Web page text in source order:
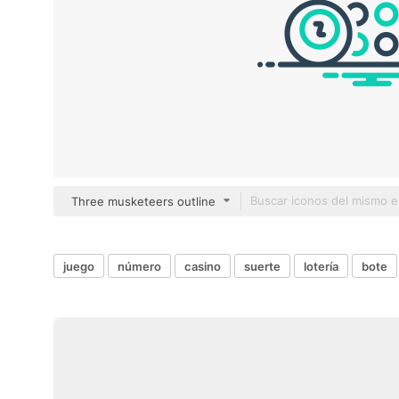
Three musketeers outline
juego número casino suerte lotería bote